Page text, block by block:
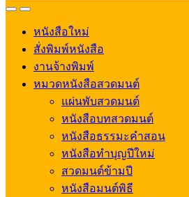
OpenClose
หนังสือใหม่
สั่งพิมพ์หนังสือ
งานจ้างพิมพ์
หมวดหนังสือสวดมนต์
แผ่นพับสวดมนต์
หนังสือบทสวดมนต์
หนังสือธรรมะคำสอน
หนังสือทำบุญปีใหม่
สวดมนต์ข้ามปี
หนังสือมนต์พิธี